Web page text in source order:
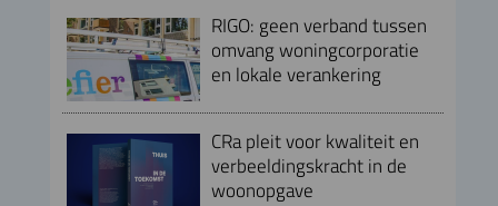
RIGO: geen verband tussen
omvang woningcorporatie
en lokale verankering
CRa pleit voor kwaliteit en
verbeeldingskracht in de
woonopgave